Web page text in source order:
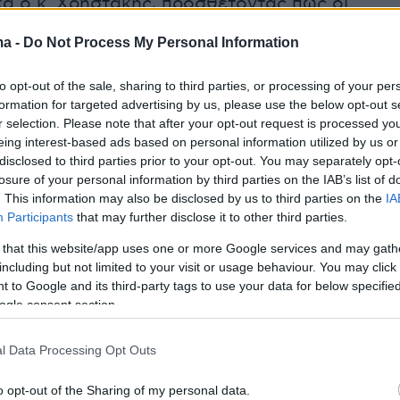
- Do Not Process My Personal Information
opt-out of the sale, sharing to third parties, or processing of your
for targeted advertising by us, please use the below opt-out
selection. Please note that after your opt-out request is processed
interest-based ads based on personal information utilized by us
to third parties prior to your opt-out. You may separately
of your personal information by third parties on the IAB’s list of
This information may also be disclosed by us to third parties on the
Participants that may further disclose it to other third parties.
that this website/app uses one or more Google services and may
but not limited to your visit or usage behaviour. You may
to Google and its third-party tags to use your data for below
consent section.
Data Processing Opt Outs
opt-out of the Sharing of my personal data.
την καθημερινότητα των κατοίκων και την
ετοιμότητα.
καταγράφεται αναζωπύρωση στην περιοχή
σπεύδουν άμεσα πυροσβεστικές
για κατοικημένη περιοχή.
εντοπίζεται κοντά στο χωριό Δαφνώνας,
δυνάμεις να προσπαθούν να περιορίσουν την
φωτιάς έως τις πρώτες πρωινές ώρες.